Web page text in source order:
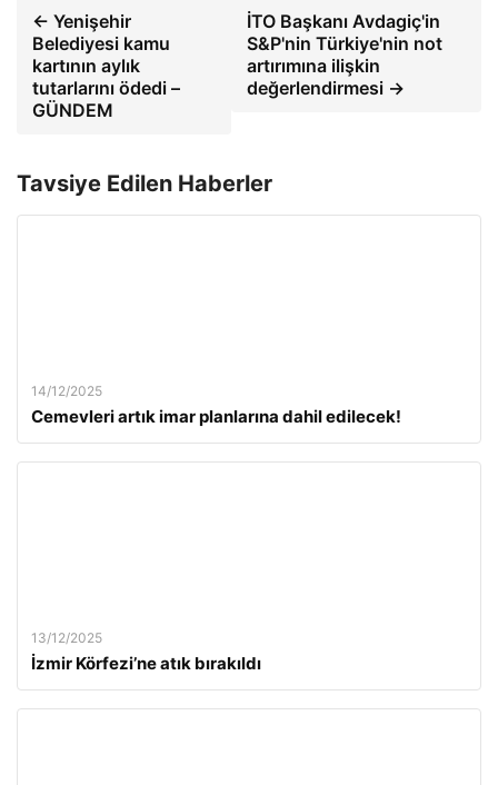
← Yenişehir
Belediyesi kamu
kartının aylık
tutarlarını ödedi –
GÜNDEM
İTO Başkanı Avdagiç'in
S&P'nin Türkiye'nin not
artırımına ilişkin
değerlendirmesi →
Tavsiye Edilen Haberler
14/12/2025
Cemevleri artık imar planlarına dahil edilecek!
13/12/2025
İzmir Körfezi’ne atık bırakıldı